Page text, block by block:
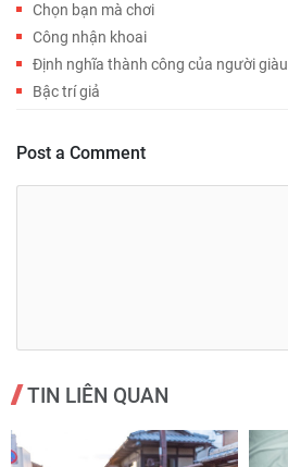
Chọn bạn mà chơi
Công nhận khoai
Định nghĩa thành công của người giàu
Bậc trí giả
Post a Comment
TIN LIÊN QUAN